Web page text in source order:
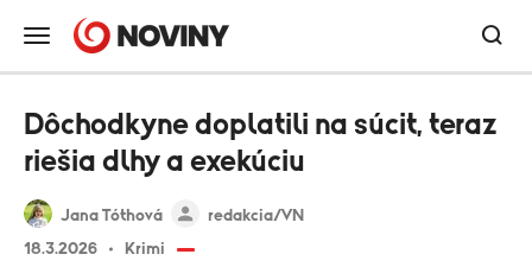
Jana Tóthová
redakcia/VN
18.3.2026
Krimi
Dôchodkyne doplatili na súcit, teraz
riešia dlhy a exekúciu